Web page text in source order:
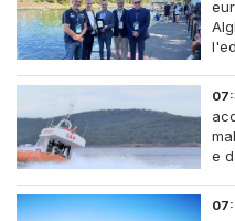
e